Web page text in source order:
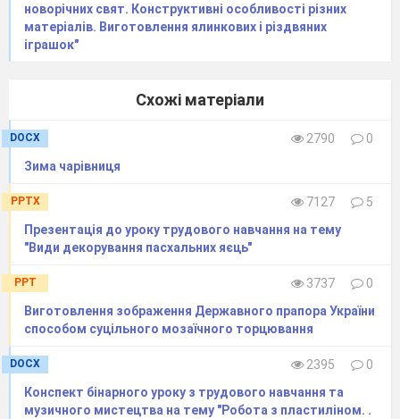
При цьому він казав: «Червоний
колір вам принесе радість і любов, колір
сонця – стиглий урожай, зелений колір -
подарує вам здоровя»
Тоді люди зібрали всі яєчка, пофарбували їх
у червоний, жовтий, зелений і голубий колір,
вийшли за село і почали співати. Відразу небо
стало ясним, на полях піднялася пшениця,
розцвіли сади, а люди усміхались і раділи.
Які фарби подарував мудрець людям?
наносили
різні символи. Докладніше про
ці символи нам розкажуть учні.
Виступи учнів із повідомленнями
Докладніше про символи нам розкажуть
учні.
новорічних свят. Конструктивні особливості різних
матеріалів. Виготовлення ялинкових і різдвяних
іграшок"
Схожі матеріали
DOCX 2790
0
Зима чарівниця
PPTX 7127
5
Презентація до уроку трудового навчання на тему
"Види декорування пасхальних яєць"
PPT 3737
0
Виготовлення зображення Державного прапора України
способом суцільного мозаїчного торцювання
DOCX 2395
0
Конспект бінарного уроку з трудового навчання та
музичного мистецтва на тему "Робота з пластиліном. .